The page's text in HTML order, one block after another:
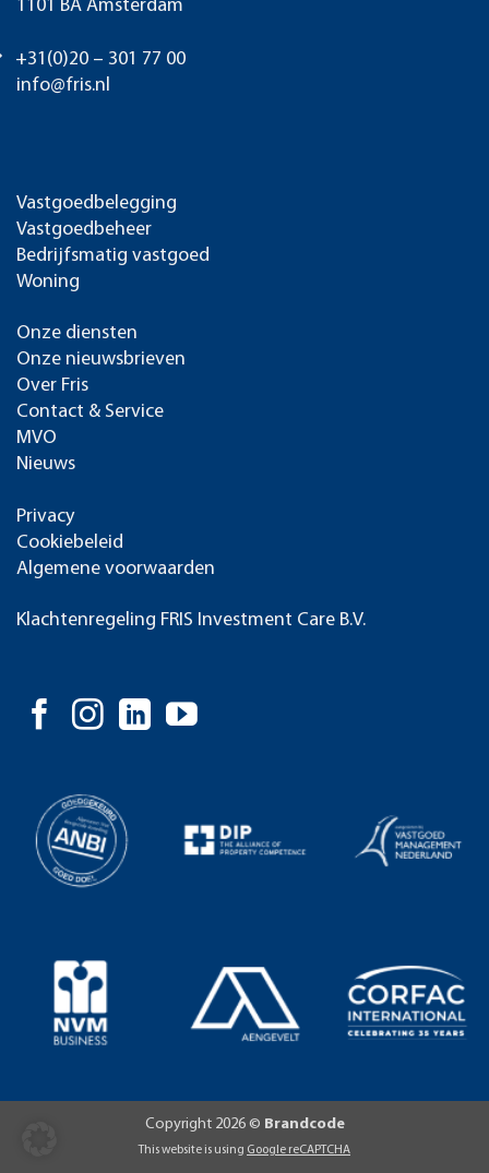
1101 BA Amsterdam
+31(0)20 – 301 77 00
info@fris.nl
Vastgoedbelegging
Vastgoedbeheer
Bedrijfsmatig vastgoed
Woning
Onze diensten
Onze nieuwsbrieven
Over Fris
Contact & Service
MVO
Nieuws
Privacy
Cookiebeleid
Algemene voorwaarden
Klachtenregeling FRIS Investment Care B.V.
Copyright 2026 © Brandcode
This website is using Google reCAPTCHA